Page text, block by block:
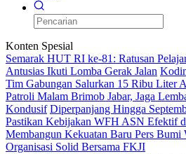
Konten Spesial
Semarak HUT RI ke-81: Ratusan
Antusias Ikuti Lomba Gerak Jalan
Tim Gabungan Salurkan 15 Ribu Liter
Patroli Malam Brimob Jabar, Jaga
Kondusif Diperpanjang Hingga
Pastikan Kebijakan WFH ASN Efektif
Membangun Kekuatan Baru Pers Bumi
Organisasi Solid Bersama FKJI